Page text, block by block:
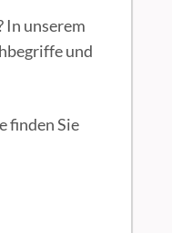
In unserem
und
finden Sie